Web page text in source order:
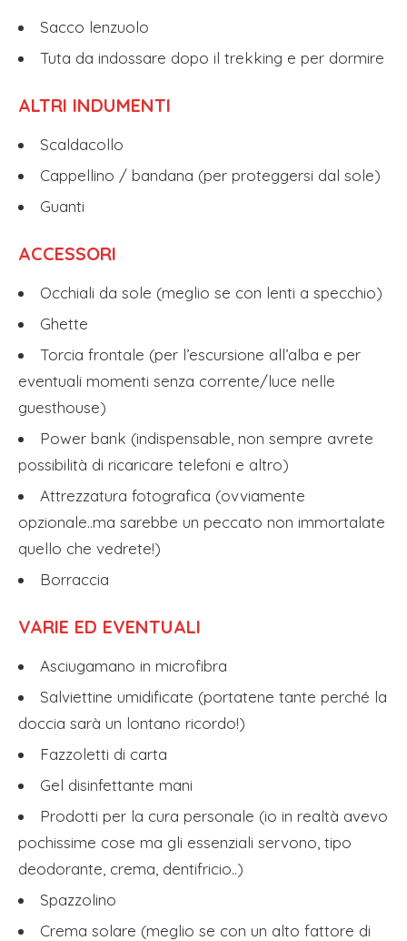
Sacco lenzuolo
Tuta da indossare dopo il trekking e per dormire
ALTRI INDUMENTI
Scaldacollo
Cappellino / bandana (per proteggersi dal sole)
Guanti
ACCESSORI
Occhiali da sole (meglio se con lenti a specchio)
Ghette
Torcia frontale (per l’escursione all’alba e per
eventuali momenti senza corrente/luce nelle
guesthouse)
Power bank (indispensable, non sempre avrete
possibilità di ricaricare telefoni e altro)
Attrezzatura fotografica (ovviamente
opzionale..ma sarebbe un peccato non immortalate
quello che vedrete!)
Borraccia
VARIE ED EVENTUALI
Asciugamano in microfibra
Salviettine umidificate (portatene tante perché la
doccia sarà un lontano ricordo!)
Fazzoletti di carta
Gel disinfettante mani
Prodotti per la cura personale (io in realtà avevo
pochissime cose ma gli essenziali servono, tipo
deodorante, crema, dentifricio..)
Spazzolino
Crema solare (meglio se con un alto fattore di